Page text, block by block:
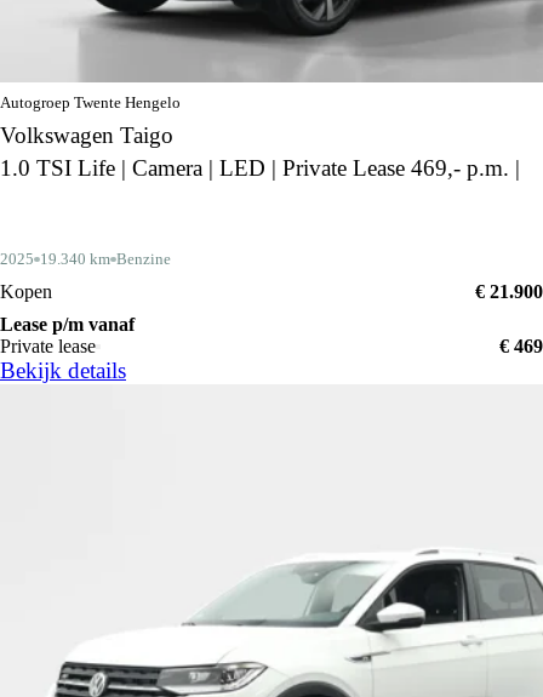
Autogroep Twente Hengelo
Volkswagen Taigo
1.0 TSI Life | Camera | LED | Private Lease 469,- p.m. |
2025 19.340 km Benzine
Kopen
€ 21.900
Lease p/m vanaf
Private lease
€ 469
Bekijk details